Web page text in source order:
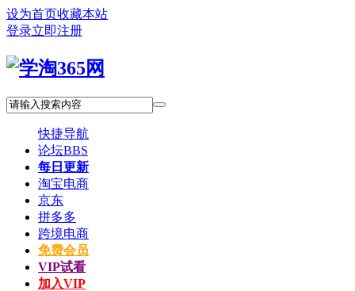
设为首页收藏本站
登录立即注册
快捷导航
论坛BBS
每日更新
淘宝电商
京东
拼多多
跨境电商
免费会员
VIP试看
加入VIP